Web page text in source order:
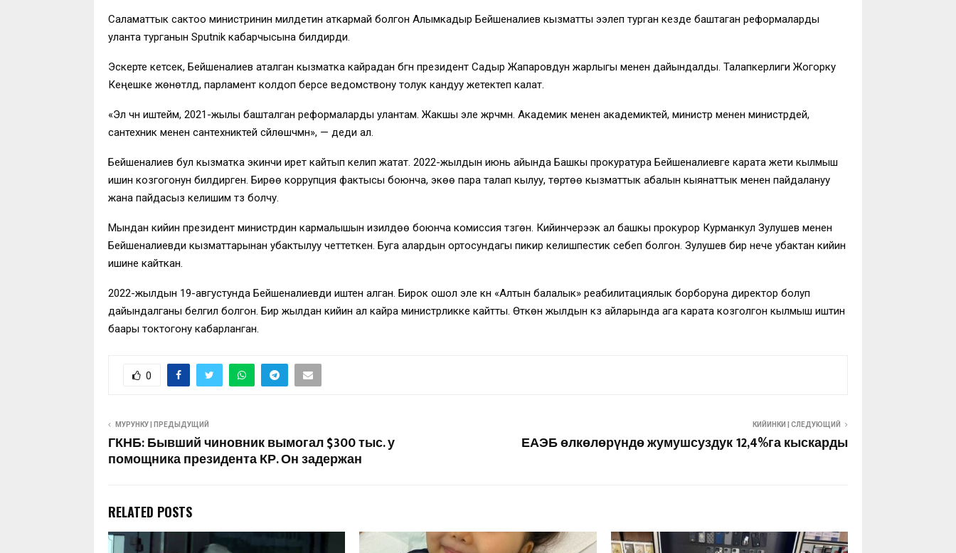
Саламаттык сактоо министринин милдетин аткармай болгон Алымкадыр Бейшеналиев кызматты ээлеп турган кезде баштаган реформаларды
уланта турганын Sputnik кабарчысына билдирди.
Эскерте кетсек, Бейшеналиев аталган кызматка кайрадан бүгүн президент Садыр Жапаровдун жарлыгы менен дайындалды. Талапкерлиги Жогорку
Кеңешке жөнөтүлдү, парламент колдоп берсе ведомствону толук кандуу жетектеп калат.
«Эл үчүн иштейм, 2021-жылы башталган реформаларды улантам. Жакшы эле жүрчүмүн. Академик менен академиктей, министр менен министрдей,
сантехник менен сантехниктей сүйлөшчүмүн», — деди ал.
Бейшеналиев бул кызматка экинчи ирет кайтып келип жатат. 2022-жылдын июнь айында Башкы прокуратура Бейшеналиевге карата жети кылмыш
ишин козгогонун билдирген. Бирөө коррупция фактысы боюнча, экөө пара талап кылуу, төртөө кызматтык абалын кыянаттык менен пайдалануу
жана пайдасыз келишим түзүү болчу.
Мындан кийин президент министрдин кармалышын изилдөө боюнча комиссия түзгөн. Кийинчерээк ал башкы прокурор Курманкул Зулушев менен
Бейшеналиевди кызматтарынан убактылуу четтеткен. Буга алардын ортосундагы пикир келишпестик себеп болгон. Зулушев бир нече убактан кийин
ишине кайткан.
2022-жылдын 19-августунда Бейшеналиевди иштен алган. Бирок ошол эле күнү «Алтын балалык» реабилитациялык борборуна директор болуп
дайындалганы белгилүү болгон. Бир жылдан кийин ал кайра министрликке кайтты. Өткөн жылдын күз айларында ага карата козголгон кылмыш иштин
баары токтогону кабарланган.
0
МУРУНКУ | ПРЕДЫДУЩИЙ
ГКНБ: Бывший чиновник вымогал $300 тыс. у
помощника президента КР. Он задержан
КИЙИНКИ | СЛЕДУЮЩИЙ
ЕАЭБ өлкөлөрүндө жумушсуздук 12,4%га кыскарды
RELATED POSTS